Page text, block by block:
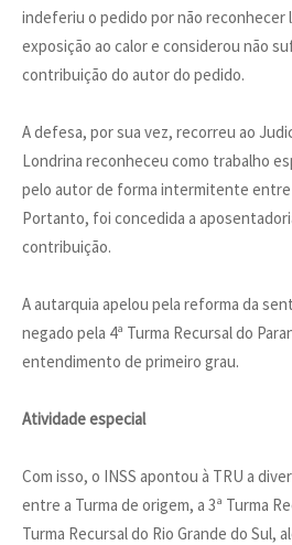
indeferiu o pedido por não reconhecer
exposição ao calor e considerou não
contribuição do autor do pedido.
A defesa, por sua vez, recorreu ao
Londrina reconheceu como trabalho
pelo autor de forma intermitente entre
Portanto, foi concedida a
contribuição.
A autarquia apelou pela reforma da
negado pela 4ª Turma Recursal do
entendimento de primeiro grau.
Atividade especial
Com isso, o INSS apontou à TRU a
entre a Turma de origem, a 3ª Turma
Turma Recursal do Rio Grande do Sul,